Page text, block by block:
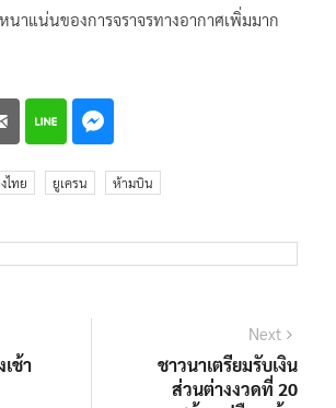
นาแน่นของการจราจรทางอากาศเพิ่มมาก
ไทย ยูเครน ห้ามบิน
ช้า
Next
post:
ชาวนาเตรียมรับเงิน
ส่วนต่างงวดที่ 20